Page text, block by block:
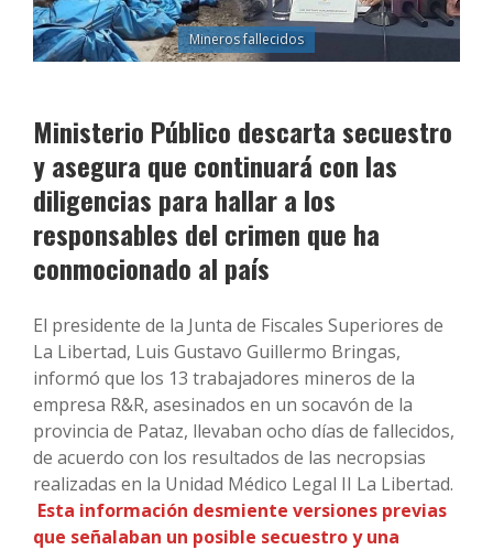
Mineros fallecidos
Ministerio Público descarta secuestro
y asegura que continuará con las
diligencias para hallar a los
responsables del crimen que ha
conmocionado al país
El presidente de la Junta de Fiscales Superiores de
La Libertad, Luis Gustavo Guillermo Bringas,
informó que los 13 trabajadores mineros de la
empresa R&R, asesinados en un socavón de la
provincia de Pataz, llevaban ocho días de fallecidos,
de acuerdo con los resultados de las necropsias
realizadas en la Unidad Médico Legal II La Libertad.
Esta información desmiente versiones previas
que señalaban un posible secuestro y una